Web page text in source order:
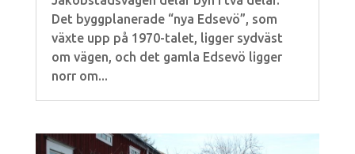
Det byggplanerade “nya Edsevö”, som
växte upp på 1970-talet, ligger sydväst
om vägen, och det gamla Edsevö ligger
norr om...